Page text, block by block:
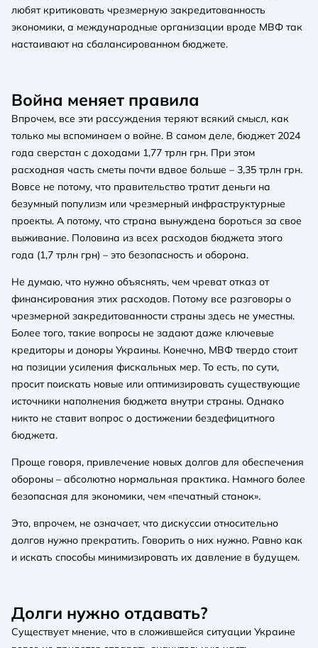
любят критиковать чрезмерную закредитованность
экономики, а международные организации вроде МВФ так
настаивают на сбалансированном бюджете.
Война меняет правила
Впрочем, все эти рассуждения теряют всякий смысл, как
только мы вспоминаем о войне. В самом деле, бюджет 2024
года сверстан с доходами 1,77 трлн грн. При этом
расходная часть сметы почти вдвое больше – 3,35 трлн грн.
Вовсе не потому, что правительство тратит деньги на
безумный популизм или чрезмерный инфраструктурные
проекты. А потому, что страна вынуждена бороться за свое
выживание. Половина из всех расходов бюджета этого
года (1,7 трлн грн) – это безопасность и оборона.
Не думаю, что нужно объяснять, чем чреват отказ от
финансирования этих расходов. Потому все разговоры о
чрезмерной закредитованности страны здесь не уместны.
Более того, такие вопросы не задают даже ключевые
кредиторы и доноры Украины. Конечно, МВФ твердо стоит
на позиции усиления фискальных мер. То есть, по сути,
просит поискать новые или оптимизировать существующие
источники наполнения бюджета внутри страны. Однако
никто не ставит вопрос о достижении бездефицитного
бюджета.
Проще говоря, привлечение новых долгов для обеспечения
обороны – абсолютно нормальная практика. Намного более
безопасная для экономики, чем «печатный станок».
Это, впрочем, не означает, что дискуссии относительно
долгов нужно прекратить. Говорить о них нужно. Равно как
и искать способы минимизировать их давление в будущем.
Долги нужно отдавать?
Существует мнение, что в сложившейся ситуации Украине